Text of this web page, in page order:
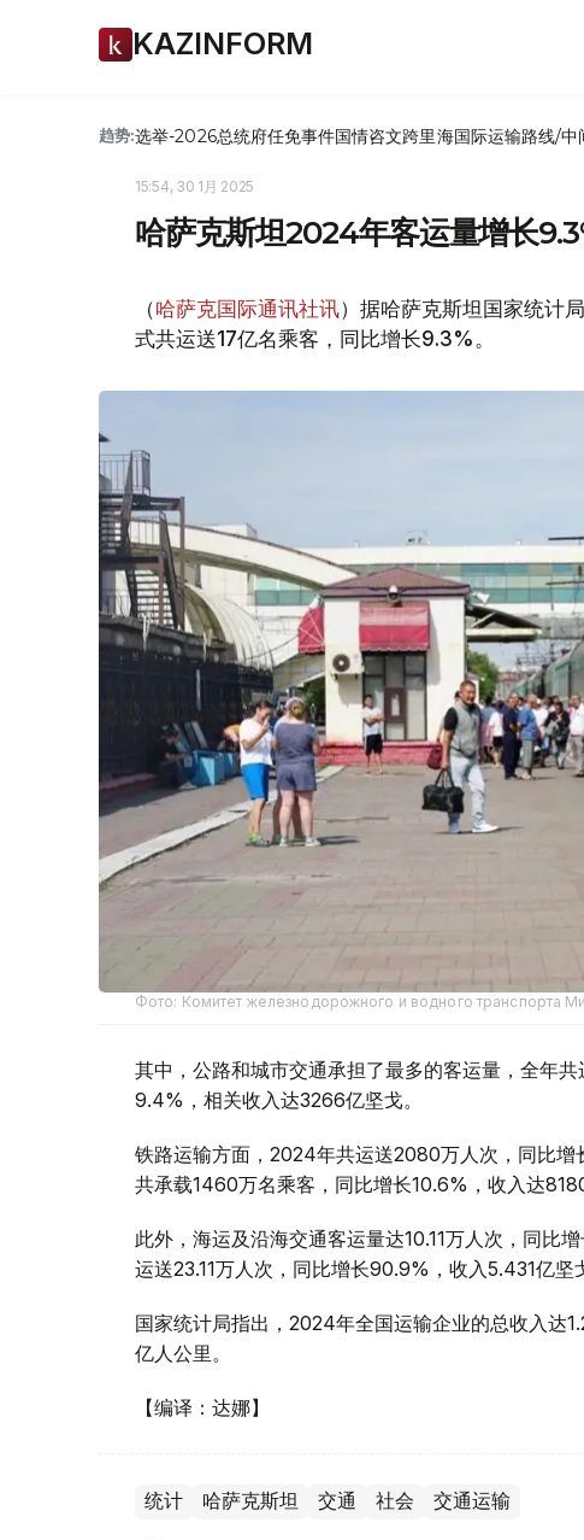
KAZINFORM
趋势:选举-2026总统府任免事件国情咨文跨里海国际运输路线/中
15:54, 30 1月 2025
哈萨克斯坦2024年客运量增长
（哈萨克国际通讯社讯）据哈萨克斯坦国家统计
式共运送17亿名乘客，同比增长9.3%。
Фото: Комитет железнодорожного и водного транспорта
其中，公路和城市交通承担了最多的客运量，全年
9.4%，相关收入达3266亿坚戈。
铁路运输方面，2024年共运送2080万人次，同比增
共承载1460万名乘客，同比增长10.6%，收入达
此外，海运及沿海交通客运量达10.11万人次，同比
运送23.11万人次，同比增长90.9%，收入5.431亿坚
国家统计局指出，2024年全国运输企业的总收入达
亿人公里。
【编译：达娜】
统计 哈萨克斯坦 交通 社会 交通运输